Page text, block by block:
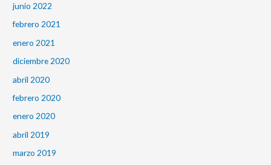
junio 2022
febrero 2021
enero 2021
diciembre 2020
abril 2020
febrero 2020
enero 2020
abril 2019
marzo 2019